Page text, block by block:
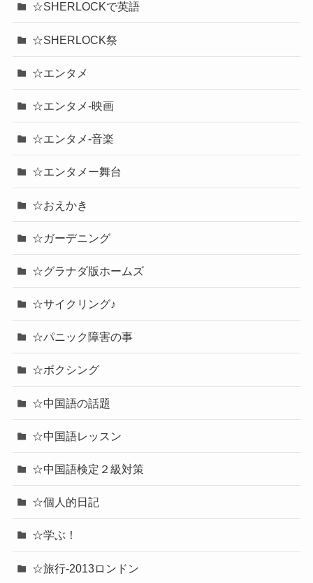
☆SHERLOCKで英語
☆SHERLOCK祭
☆エンタメ
☆エンタメ-映画
☆エンタメ-音楽
☆エンタメー舞台
☆おえかき
☆ガーデニング
☆グラナダ版ホームズ
☆サイクリング♪
☆パニック障害の事
☆ボクシング
☆中国語の話題
☆中国語レッスン
☆中国語検定２級対策
☆個人的日記
☆学ぶ！
☆旅行-2013ロンドン